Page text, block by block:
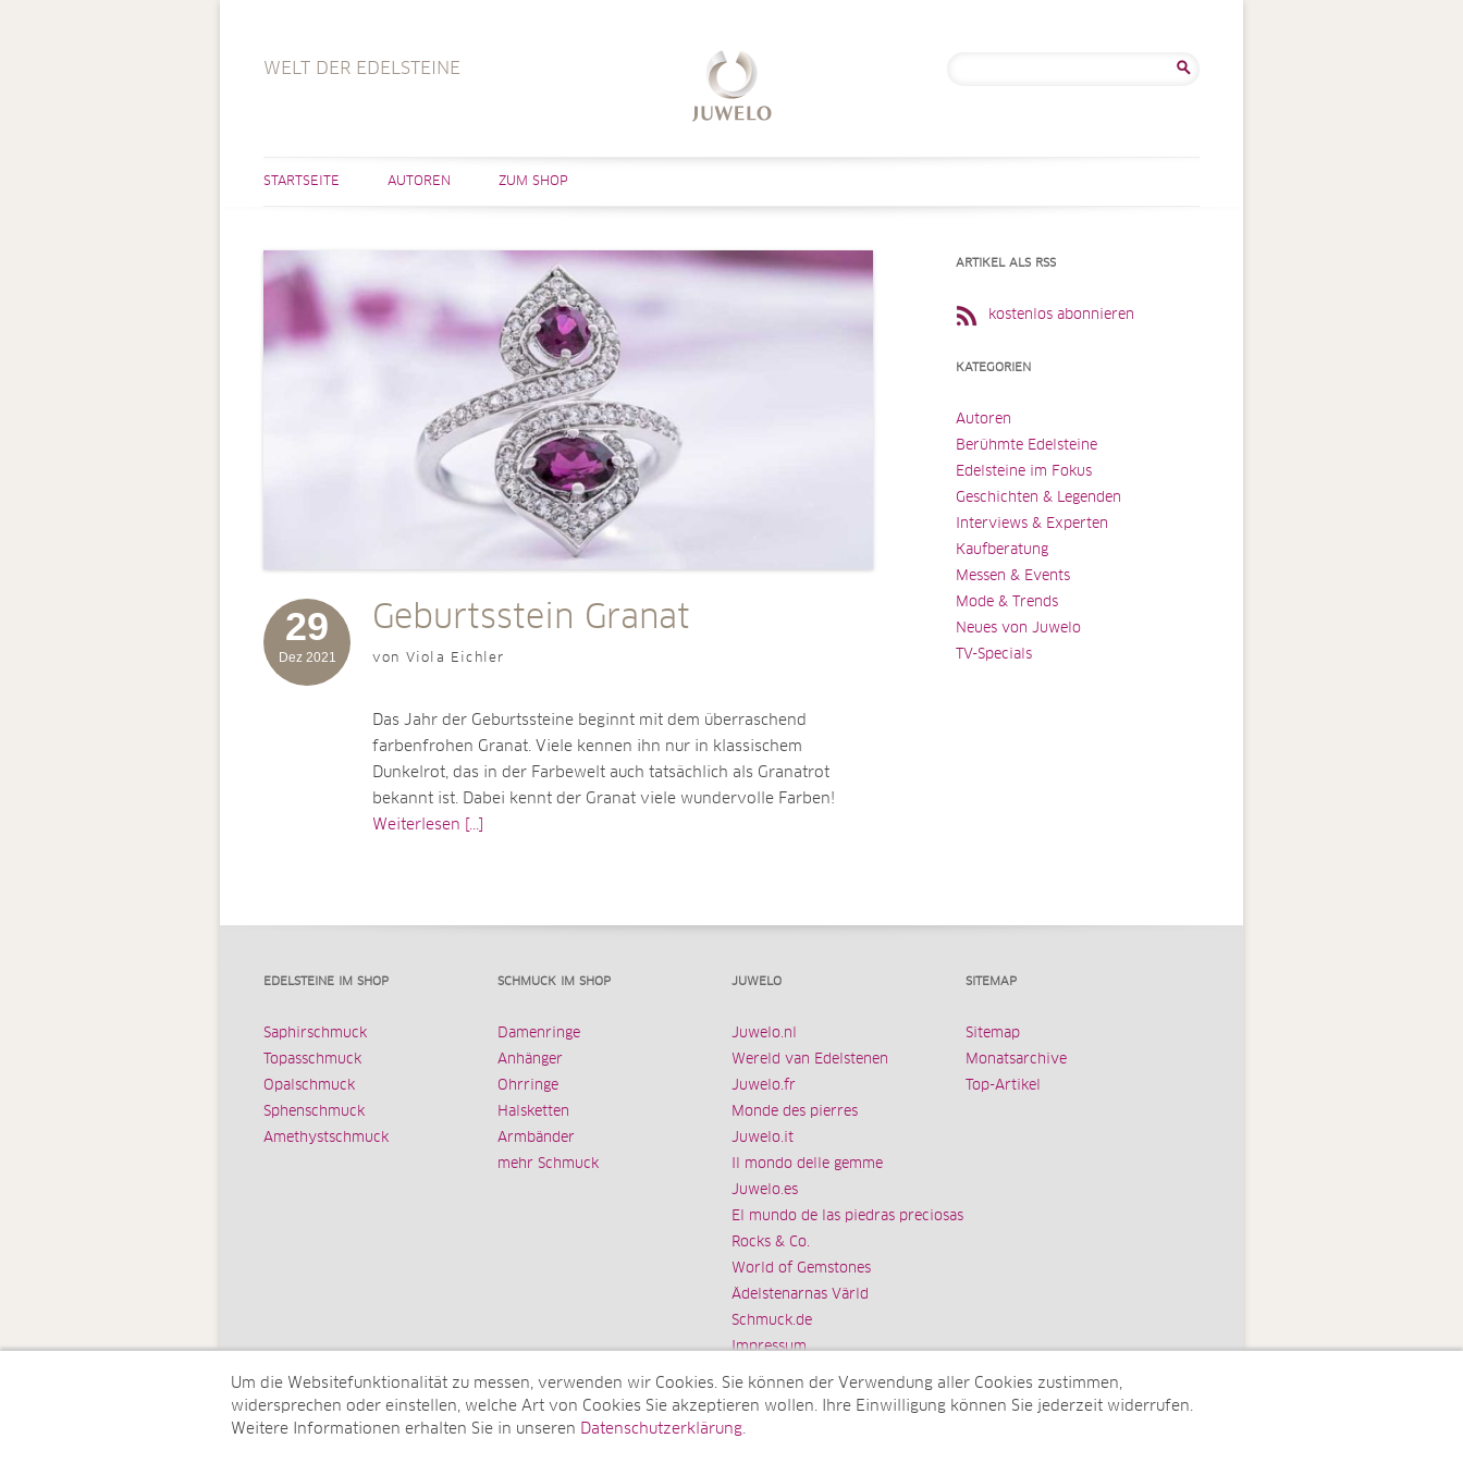
WELT DER EDELSTEINE
STARTSEITE AUTOREN ZUM SHOP
29
Dez 2021
Geburtsstein Granat
von Viola Eichler
Das Jahr der Geburtssteine beginnt mit dem überraschend
farbenfrohen Granat. Viele kennen ihn nur in klassischem
Dunkelrot, das in der Farbewelt auch tatsächlich als Granatrot
bekannt ist. Dabei kennt der Granat viele wundervolle Farben!
Weiterlesen [...]
ARTIKEL ALS RSS
kostenlos abonnieren
KATEGORIEN
Autoren
Berühmte Edelsteine
Edelsteine im Fokus
Geschichten & Legenden
Interviews & Experten
Kaufberatung
Messen & Events
Mode & Trends
Neues von Juwelo
TV-Specials
EDELSTEINE IM SHOP
Saphirschmuck
Topasschmuck
Opalschmuck
Sphenschmuck
Amethystschmuck
SCHMUCK IM SHOP
Damenringe
Anhänger
Ohrringe
Halsketten
Armbänder
mehr Schmuck
JUWELO
Juwelo.nl
Wereld van Edelstenen
Juwelo.fr
Monde des pierres
Juwelo.it
Il mondo delle gemme
Juwelo.es
El mundo de las piedras preciosas
Rocks & Co.
World of Gemstones
Ädelstenarnas Värld
Schmuck.de
Impressum
SITEMAP
Sitemap
Monatsarchive
Top-Artikel
Um die Websitefunktionalität zu messen, verwenden wir Cookies. Sie können der Verwendung aller Cookies zustimmen,
widersprechen oder einstellen, welche Art von Cookies Sie akzeptieren wollen. Ihre Einwilligung können Sie jederzeit widerrufen.
Weitere Informationen erhalten Sie in unseren Datenschutzerklärung.